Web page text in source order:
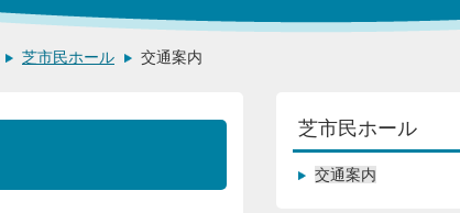
芝市民ホール 交通案内
芝市民ホール
交通案内